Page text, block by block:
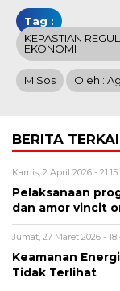
Tag :
KEPASTIAN
EKONOMI
M.Sos Oleh :
BERITA
Kamis, 2 April 2026 -
Pelaksanaan
dan amor vincit
Jumat, 27 Maret 2026 -
Keamanan
Tidak Terlihat